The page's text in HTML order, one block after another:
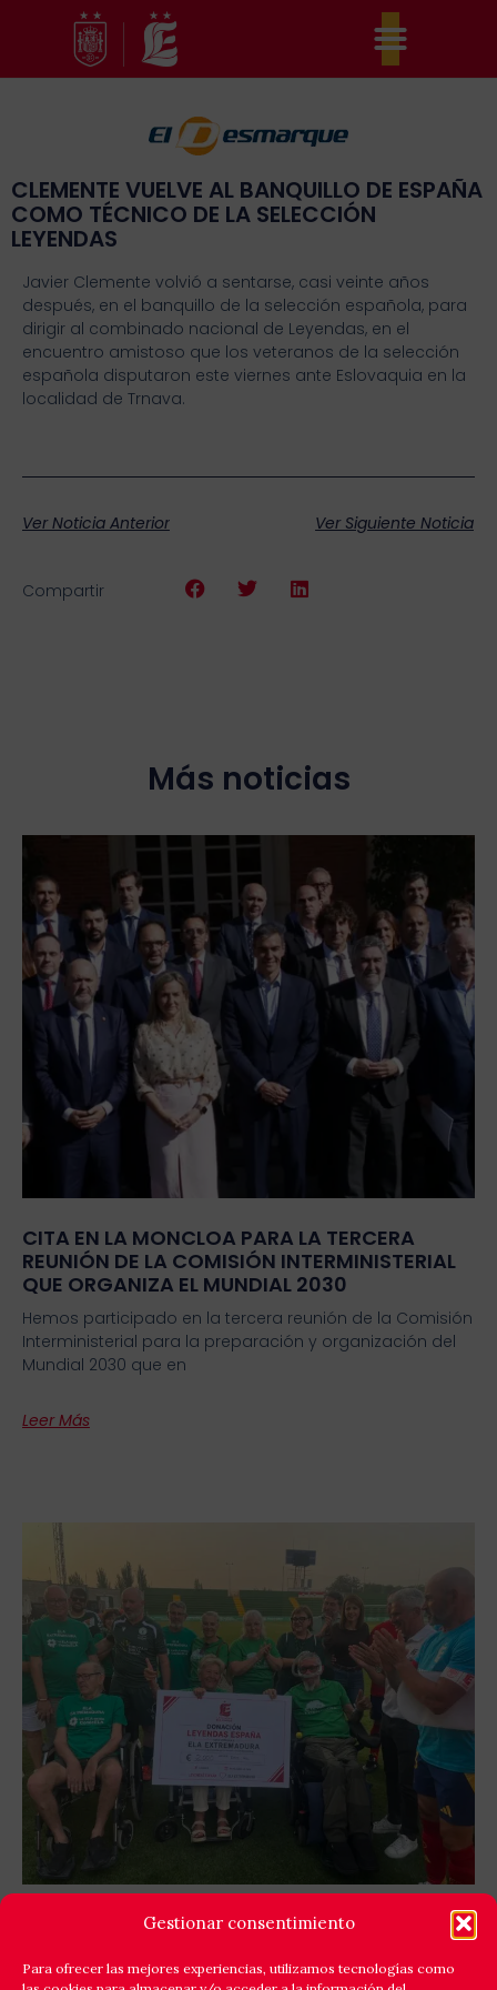
Gestionar consentimiento
Para ofrecer las mejores experiencias, utilizamos tecnologías como
contenido
CLEMENTE VUELVE AL BANQUILLO DE ESPAÑA
COMO TÉCNICO DE LA SELECCIÓN
LEYENDAS
Javier Clemente volvió a sentarse, casi veinte años
después, en el banquillo de la selección española, para
dirigir al combinado nacional de Leyendas, en el
encuentro amistoso que los veteranos de la selección
española disputaron este viernes ante Eslovaquia en la
localidad de Trnava.
Ver Noticia Anterior Ver Siguiente Noticia
Compartir
Más noticias
CITA EN LA MONCLOA PARA LA TERCERA
REUNIÓN DE LA COMISIÓN INTERMINISTERIAL
QUE ORGANIZA EL MUNDIAL 2030
Hemos participado en la tercera reunión de la Comisión
Interministerial para la preparación y organización del
Mundial 2030 que en
Leer Más
GOLES X LA ELA: LEYENDAS ESPAÑA Y EQUIPO
SOLIDARIDAD